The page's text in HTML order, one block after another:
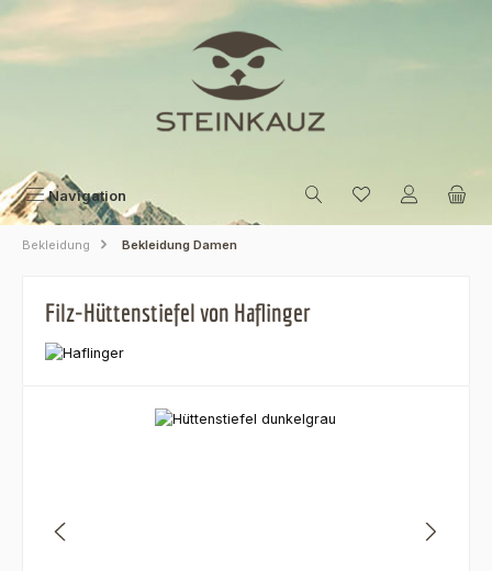
Zum Hauptinhalt springen
Navigation
Bekleidung Bekleidung Damen
Filz-Hüttenstiefel von Haflinger
Bildergalerie überspringen